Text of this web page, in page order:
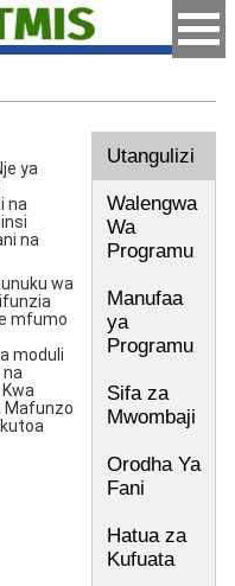
ya
na
na
wa
mfumo
moduli
Mafunzo
Utangulizi
Walengwa
Wa
Programu
Manufaa
ya
Programu
Sifa za
Mwombaji
Orodha Ya
Fani
Hatua za
Kufuata